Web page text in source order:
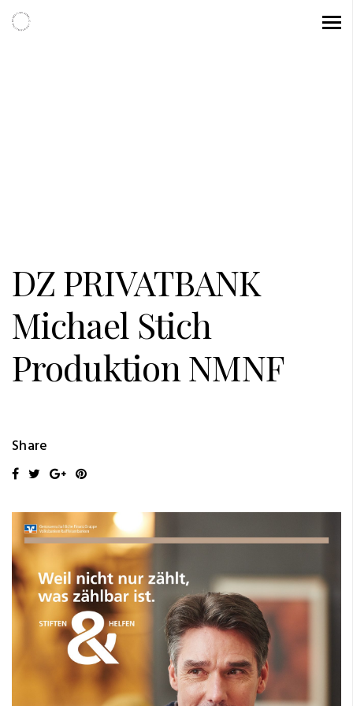
DZ PRIVATBANK
Michael Stich
Produktion NMNF
Share